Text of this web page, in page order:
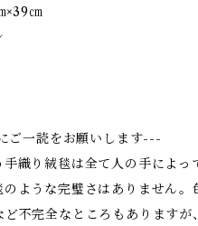
×39㎝
ご一読をお願いします---
織り絨毯は全て人の手によっ
ような完璧さはありません。
不完全なところもありますが